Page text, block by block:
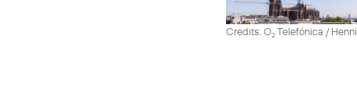
Credits: O2Telefónica /